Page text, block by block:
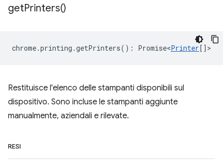
getPrinters()
chrome.printing .getPrinters() : Promise<Printer[] >
Restituisce l'elenco delle stampanti disponibili sul
dispositivo. Sono incluse le stampanti aggiunte
manualmente, aziendali e rilevate.
RESI